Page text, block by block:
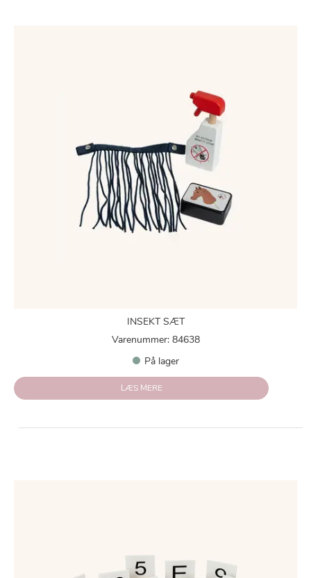
INSEKT SÆT
Varenummer: 84638
På lager
LÆS MERE